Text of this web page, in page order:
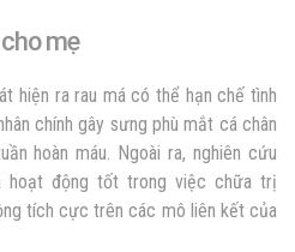
mẹ
hiện ra rau má có thể hạn chế tình
chính gây sưng phù mắt cá chân
hoàn máu. Ngoài ra, nghiên cứu
hoạt động tốt trong việc chữa trị
tích cực trên các mô liên kết của